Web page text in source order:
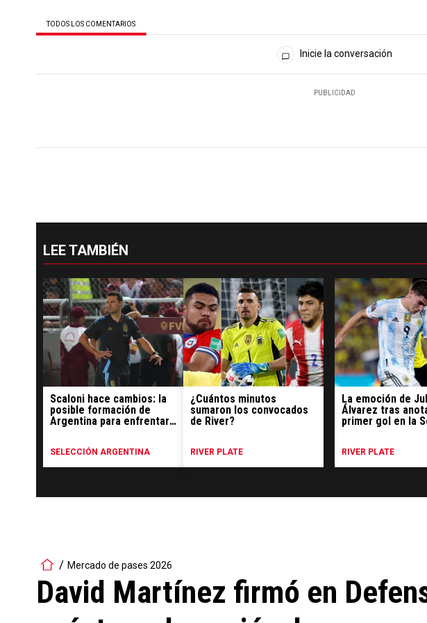
TODOS LOS COMENTARIOS
Inicie la conversación
PUBLICIDAD
LEE TAMBIÉN
Scaloni hace cambios: la
posible formación de
Argentina para enfrentar
SELECCIÓN ARGENTINA
¿Cuántos minutos
sumaron los convocados
de River?
RIVER PLATE
La emoción de
Álvarez tras
primer gol en la
RIVER PLATE
Mercado de pases 2026
David Martínez firmó en